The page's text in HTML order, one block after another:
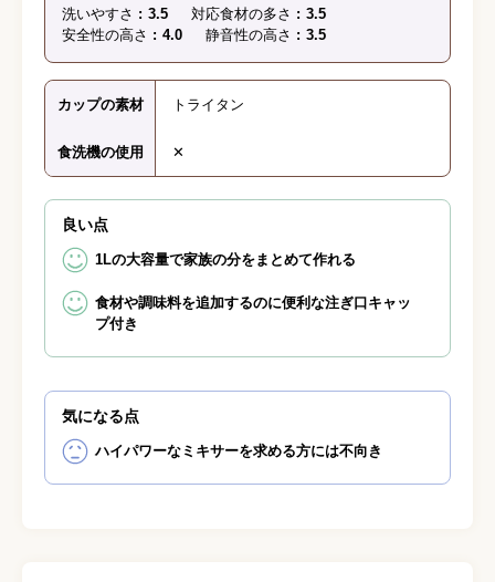
洗いやすさ 3.5 対応食材の多さ
3.5
安全性の高さ
4.0 静音性の高さ 3.5
カップの素材 トライタン
食洗機の使用 ✕
良い点
1Lの大容量で家族の分をまとめて作れる
食材や調味料を追加するのに便利な注ぎ口キャッ
プ付き
気になる点
ハイパワーなミキサーを求める方には不向き